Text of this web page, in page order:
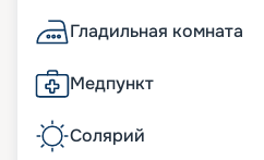
Гладильная комната
Медпункт
Солярий